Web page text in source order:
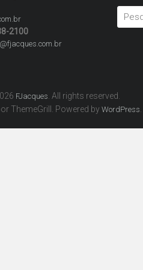
2100
FJacques . All rights reserved.
ThemeGrill. Powered by WordPress